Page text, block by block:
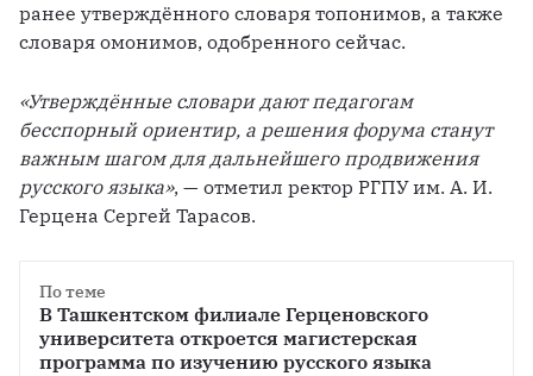
ранее утверждённого словаря топонимов, а также
словаря омонимов, одобренного сейчас.
«Утверждённые словари дают педагогам
бесспорный ориентир, а решения форума станут
важным шагом для дальнейшего продвижения
русского языка», — отметил ректор РГПУ им. А. И.
Герцена Сергей Тарасов.
По теме
В Ташкентском филиале Герценовского
университета откроется магистерская
программа по изучению русского языка